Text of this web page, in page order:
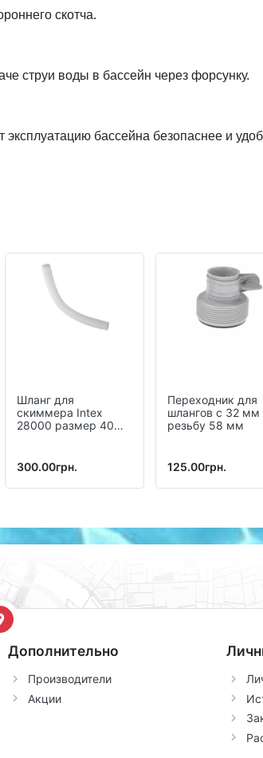
скотча.
струи воды в бассейн через форсунку.
бассейна безопаснее и
Шланг для
скиммера Intex
28000 размер 40
300.00грн.
Переходник для
шлангов с 32 мм
резьбу 58 мм
125.00грн.
Дополнительно
Производители
Акции